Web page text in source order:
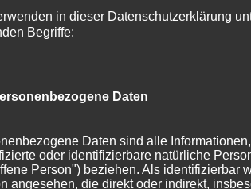
seid Ihr bestens ausgerüstet.
stapft, kommen hier ein paar echte
dauerhaft bewohnte Dorf
Welt. Alte Holzhäuser, enge
Zeitreise.
Arena: Für Sportbegeisterte ein Muss!
blickt in Bereiche, die sonst nur
in dieser Datenschutzerklärung
Begriffe:
Daten
Daten sind alle
oder identifizierbare natürliche
Person") beziehen. Als identifizierbar
angesehen, die direkt oder indirekt,